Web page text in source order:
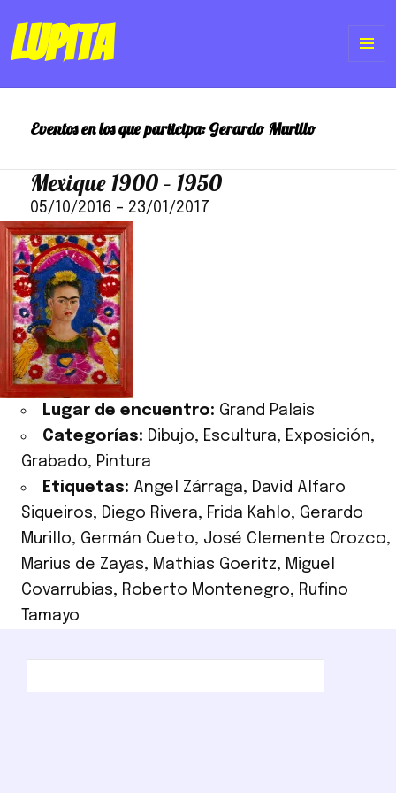
Lupita
Eventos en los que participa:Gerardo Murillo
Mexique 1900 – 1950
05/10/2016 – 23/01/2017
Lugar de encuentro: Grand Palais
Categorías: Dibujo, Escultura, Exposición,
Grabado, Pintura
Etiquetas: Angel Zárraga, David Alfaro
Siqueiros, Diego Rivera, Frida Kahlo, Gerardo
Murillo, Germán Cueto, José Clemente Orozco,
Marius de Zayas, Mathias Goeritz, Miguel
Covarrubias, Roberto Montenegro, Rufino
Tamayo